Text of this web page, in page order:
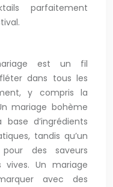
parfaitement
est un fil
dans tous les
y compris la
mariage bohème
d’ingrédients
tandis qu’un
des saveurs
Un mariage
avec des